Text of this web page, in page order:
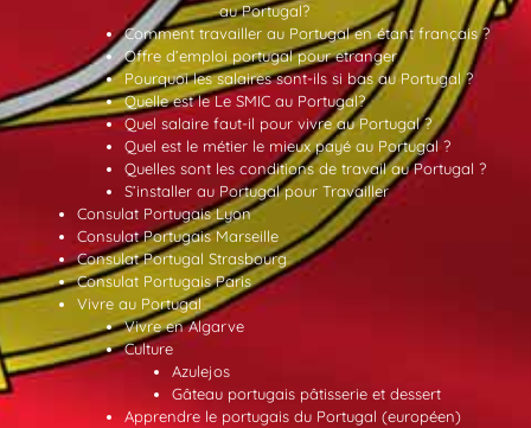
au Portugal?
Comment travailler au Portugal en étant français ?
Offre d’emploi portugal pour etranger
Pourquoi les salaires sont-ils si bas au Portugal ?
Quelle est le Le SMIC au Portugal?
Quel salaire faut-il pour vivre au Portugal ?
Quel est le métier le mieux payé au Portugal ?
Quelles sont les conditions de travail au Portugal ?
S’installer au Portugal pour Travailler
Consulat Portugais Lyon
Consulat Portugais Marseille
Consulat Portugal Strasbourg
Consulat Portugais Paris
Vivre au Portugal
Vivre en Algarve
Culture
Azulejos
Gâteau portugais pâtisserie et dessert
Apprendre le portugais du Portugal (européen)